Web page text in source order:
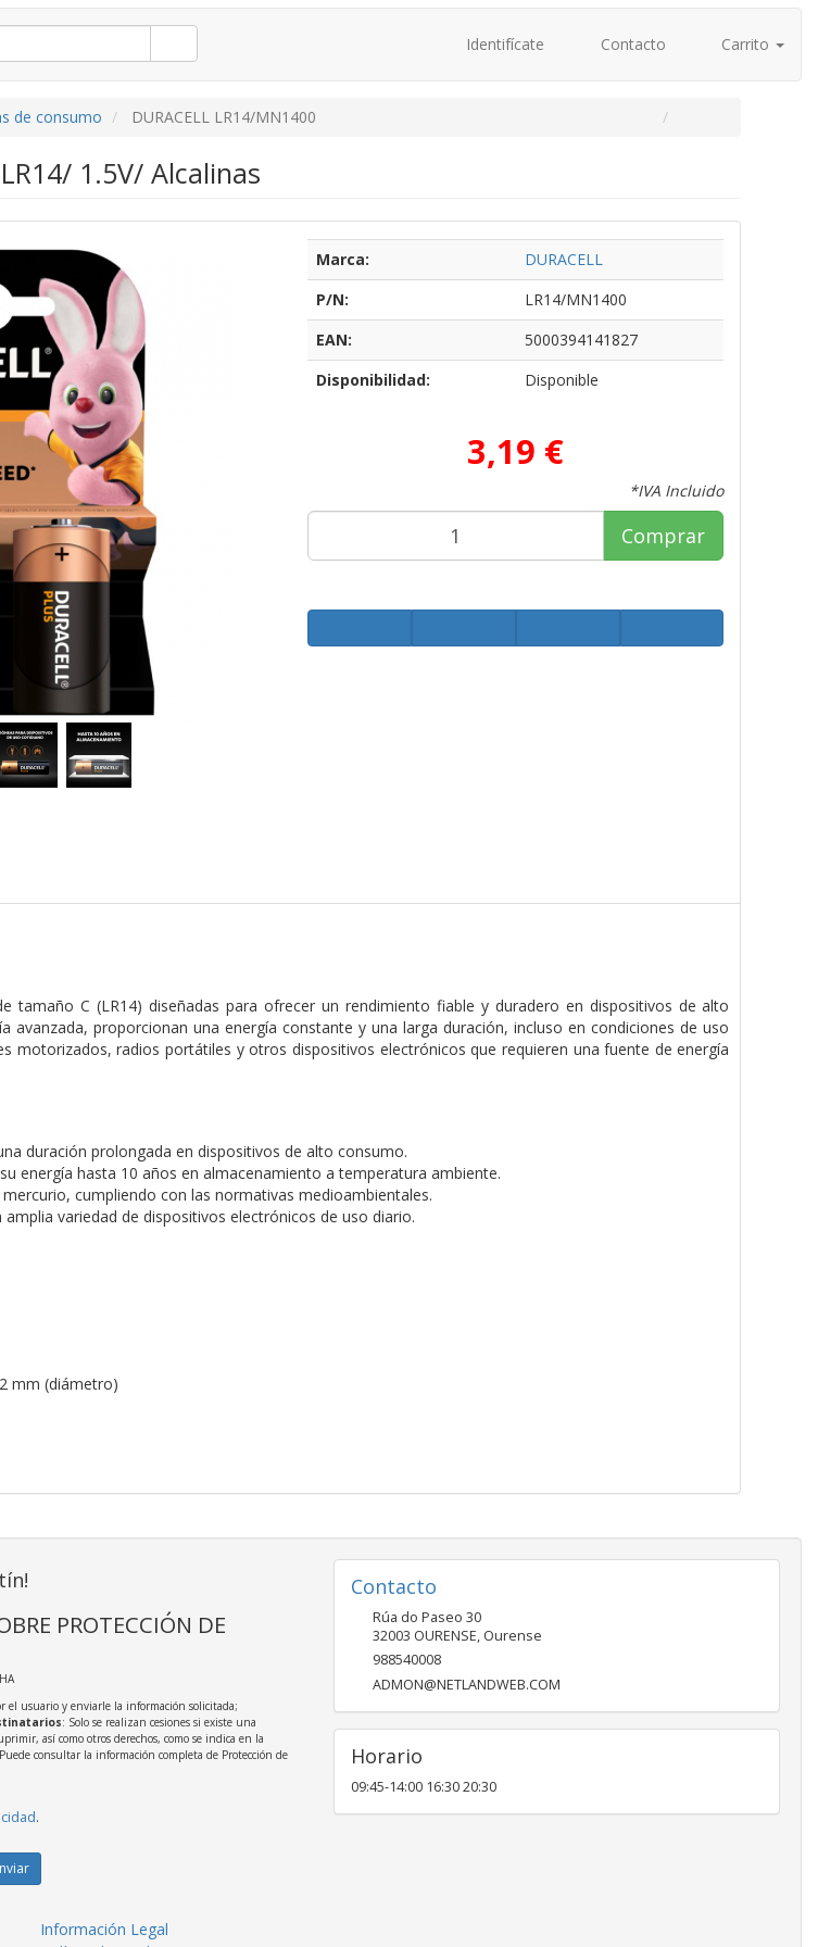
Identifícate Contacto Carrito
de consumo DURACELL LR14/MN1400
1.5V/ Alcalinas
Marca:
DURACELL
P/N:
LR14/MN1400
EAN:
5000394141827
Disponibilidad:
Disponible
3,19 €
*IVA Incluido
Comprar
tamaño C (LR14) diseñadas para ofrecer un rendimiento fiable y duradero en dispositivos de alto
avanzada, proporcionan una energía constante y una larga duración, incluso en condiciones de uso
motorizados, radios portátiles y otros dispositivos electrónicos que requieren una fuente de energía
duración prolongada en dispositivos de alto consumo.
energía hasta 10 años en almacenamiento a temperatura ambiente.
mercurio, cumpliendo con las normativas medioambientales.
amplia variedad de dispositivos electrónicos de uso diario.
mm (diámetro)
PROTECCIÓN DE
el usuario y enviarle la información solicitada;
: Solo se realizan cesiones si existe una
así como otros derechos, como se indica en la
consultar la información completa de Protección de
.
Información Legal
Contacto
Rúa do Paseo 30
32003 OURENSE, Ourense
988540008
ADMON@NETLANDWEB.COM
Horario
09:45-14:00 16:30 20:30